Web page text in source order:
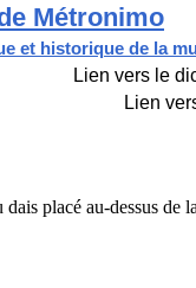
Métronimo
et historique de la
Lien vers le
Lien
dais placé au-dessus de